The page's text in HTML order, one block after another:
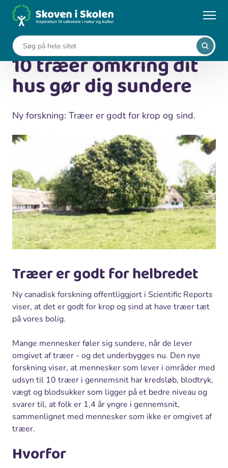
... Nyheder 10 træer omkring dit hus gør dig sundere
8. september 2015
10 træer omkring dit
hus gør dig sundere
Ny forskning: Træer er godt for krop og sind.
Træer er godt for helbredet
Ny canadisk forskning offentliggjort i Scientific Reports
viser, at det er godt for krop og sind at have træer tæt
på vores bolig.
Mange mennesker føler sig sundere, når de lever
omgivet af træer - og det underbygges nu. Den nye
forskning viser, at mennesker som lever i områder med
udsyn til 10 træer i gennemsnit har kredsløb, blodtryk,
vægt og blodsukker som ligger på et bedre niveau og
svarer til, at folk er 1,4 år yngre i gennemsnit,
sammenlignet med mennesker som ikke er omgivet af
træer.
Hvorfor